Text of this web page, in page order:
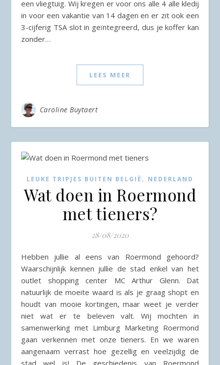
een vliegtuig. Wij kregen er voor ons alle 4 alle kledij
in voor een vakantie van 14 dagen en er zit ook een
3-cijferig TSA slot in geïntegreerd, dus je koffer kan
zonder…
LEES MEER
Caroline Buytaert
LEUKE TRIPJES BUITEN BELGIË , NEDERLAND
Wat doen in Roermond
met tieners?
28/08/2020
Hebben jullie al eens van Roermond gehoord?
Waarschijnlijk kennen jullie de stad enkel van het
outlet shopping center MC Arthur Glenn. Dat
natuurlijk de moeite waard is als je graag shopt en
houdt van mooie kortingen, maar weet je verder
niet wat er te beleven valt. Wij mochten in
samenwerking met Limburg Marketing Roermond
gaan verkennen met onze tieners. En we waren
aangenaam verrast hoe gezellig en veelzijdig de